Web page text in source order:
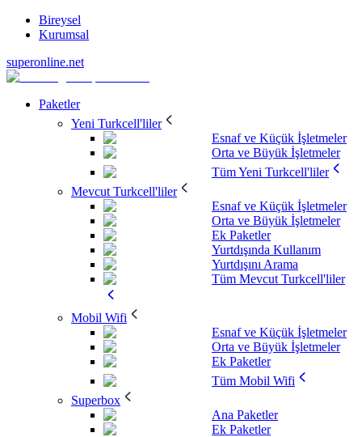
Bireysel
Kurumsal
superonline.net
Paketler
Yeni Turkcell'liler
Esnaf ve Küçük İşletmeler
Orta ve Büyük İşletmeler
Tüm Yeni Turkcell'liler
Mevcut Turkcell'liler
Esnaf ve Küçük İşletmeler
Orta ve Büyük İşletmeler
Ek Paketler
Yurtdışında Kullanım
Yurtdışını Arama
Tüm Mevcut Turkcell'liler
Mobil Wifi
Esnaf ve Küçük İşletmeler
Orta ve Büyük İşletmeler
Ek Paketler
Tüm Mobil Wifi
Superbox
Ana Paketler
Ek Paketler